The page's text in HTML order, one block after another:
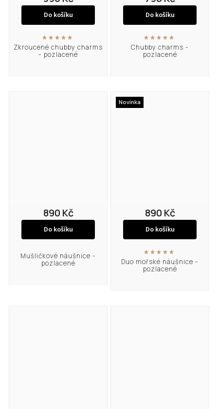
Zkroucené chubby charms
- pozlacené
Do košíku
Chubby charms -
pozlacené
Do košíku
Mušličkové náušnice -
pozlacené
890 Kč
Do košíku
Novinka
Duo mořské náušnice -
pozlacené
890 Kč
Do košíku